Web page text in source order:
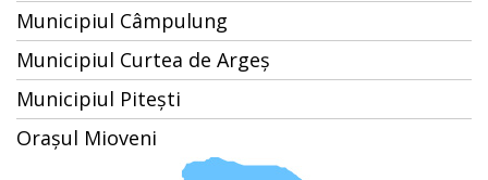
Municipiul Câmpulung
Municipiul Curtea de Argeș
Municipiul Pitești
Orașul Mioveni